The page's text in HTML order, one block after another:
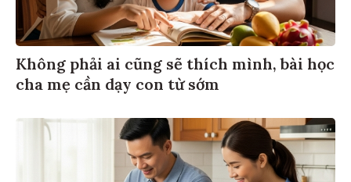
Không phải ai cũng sẽ thích mình, bài học
cha mẹ cần dạy con từ sớm